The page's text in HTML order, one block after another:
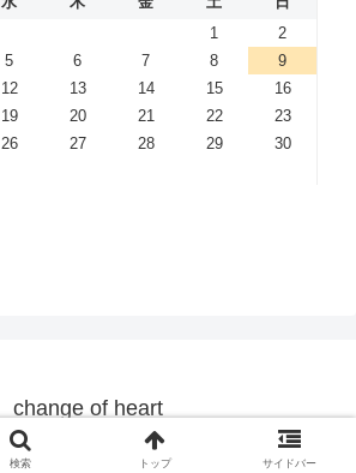
1
2
5 6 7 8
9
12 13 14 15
16
19 20 21 22
23
26 27 28 29
30
change of heart
© 2019 change of heart.
検索 トップ サイドバー